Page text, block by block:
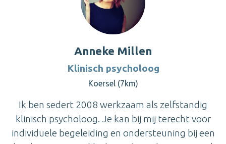
Anneke Millen
Klinisch psycholoog
Koersel (7km)
Ik ben sedert 2008 werkzaam als zelfstandig
klinisch psycholoog. Je kan bij mij terecht voor
individuele begeleiding en ondersteuning bij een